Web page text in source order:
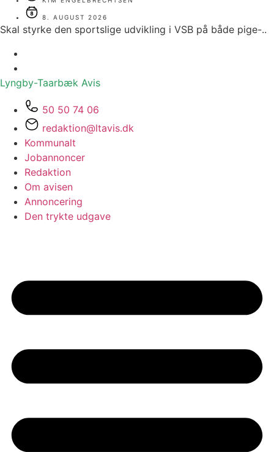
8. AUGUST 2026
Skal styrke den sportslige udvikling i VSB på både pige-..
Lyngby-Taarbæk Avis
50 50 74 06
redaktion@ltavis.dk
Kommunalt
Jobannoncer
Redaktion
Om avisen
Annoncering
Den trykte udgave